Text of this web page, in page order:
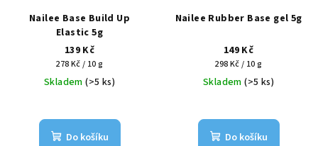
Nailee Base Build Up
Elastic 5g
139 Kč
Měrná
cena:
278 Kč / 10 g
Skladem(>5 ks)
Do košíku
Nailee Rubber Base gel 5g
149 Kč
Měrná
cena:
298 Kč / 10 g
Skladem(>5 ks)
Do košíku